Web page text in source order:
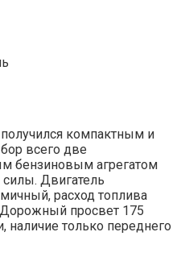
компактным и
всего две
бензиновым агрегатом
Двигатель
расход топлива
Дорожный просвет 175
только переднего